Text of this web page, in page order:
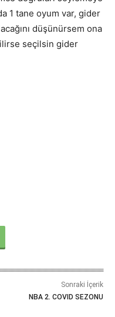
1 tane oyum var, gider
düşünürsem ona
seçilsin gider
Sonraki İçerik
NBA 2. COVID SEZONU